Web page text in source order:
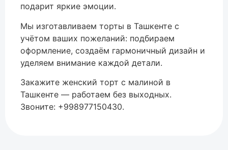
подарит яркие эмоции.
Мы изготавливаем торты в Ташкенте с
учётом ваших пожеланий: подбираем
оформление, создаём гармоничный дизайн и
уделяем внимание каждой детали.
Закажите женский торт с малиной в
Ташкенте — работаем без выходных.
Звоните: +998977150430.